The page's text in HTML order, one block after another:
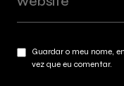
Guardar o meu nome,
vez que eu comentar.